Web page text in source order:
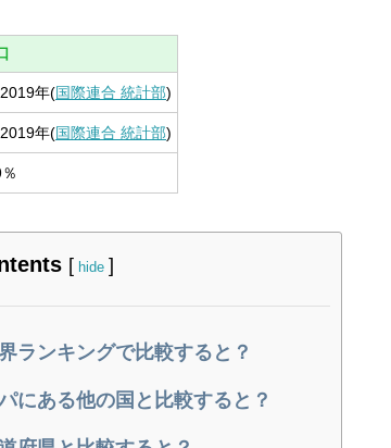
年(国際連合 統計部)
年(国際連合 統計部)
[ hide ]
ランキングで比較すると？
にある他の国と比較すると？